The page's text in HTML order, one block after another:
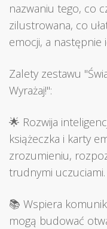
nazwaniu tego, co
zilustrowana, co
emocji, a następnie
Zalety zestawu
Wyrażaj!":
🌟 Rozwija
książeczka i karty
zrozumieniu,
trudnymi uczuciami.
📚 Wspiera
mogą budować